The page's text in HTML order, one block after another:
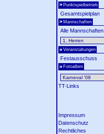
Punktspielbetrieb
Gesamtspielplan
Mannschaften
Alle Mannschaften
Veranstaltungen
Festausschuss
Fotoalben
TT-Links
Impressum
Datenschutz
Rechtliches